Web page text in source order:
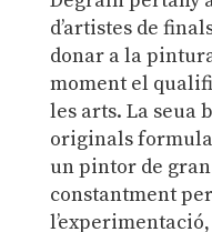
d’artistes de
donar a la
moment el
les arts. La seua
originals
un pintor de
constantment